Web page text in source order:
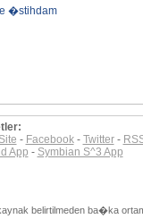
�stihdam
- Facebook- Twitter-
App - Symbian S^3 App
belirtilmeden ba�ka